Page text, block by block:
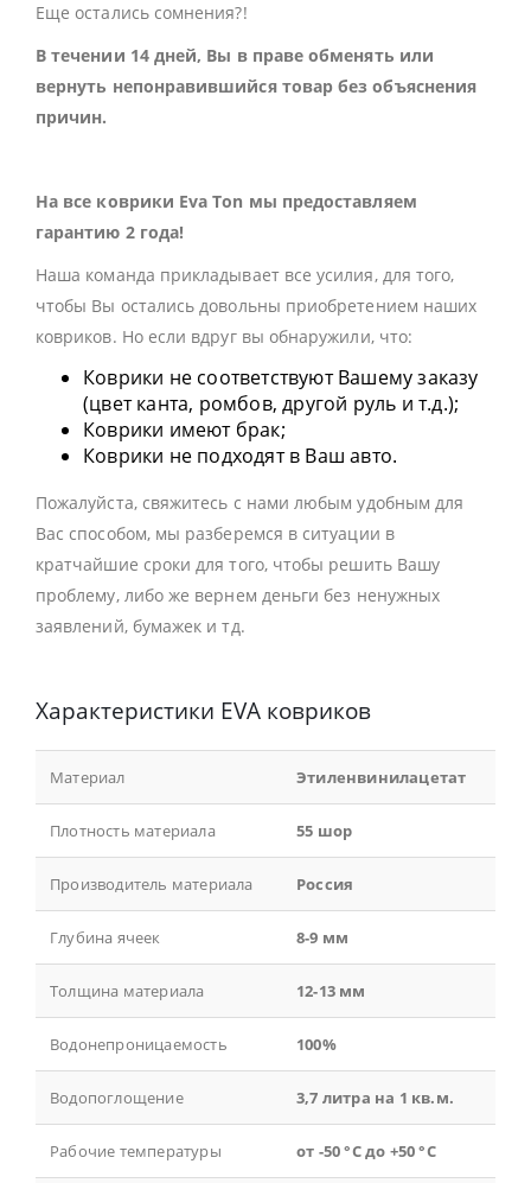
Еще остались сомнения?!
В течении 14 дней, Вы в праве обменять или
вернуть непонравившийся товар без объяснения
причин.
На все коврики Eva Ton мы предоставляем
гарантию 2 года!
Наша команда прикладывает все усилия, для того,
чтобы Вы остались довольны приобретением наших
ковриков. Но если вдруг вы обнаружили, что:
Коврики не соответствуют Вашему заказу
(цвет канта, ромбов, другой руль и т.д.);
Коврики имеют брак;
Коврики не подходят в Ваш авто.
Пожалуйста, свяжитесь с нами любым удобным для
Вас способом, мы разберемся в ситуации в
кратчайшие сроки для того, чтобы решить Вашу
проблему, либо же вернем деньги без ненужных
заявлений, бумажек и тд.
Характеристики EVA ковриков
Материал Этиленвинилацетат
Плотность материала 55 шор
Производитель материала Россия
Глубина ячеек 8-9 мм
Толщина материала 12-13 мм
Водонепроницаемость 100%
Водопоглощение 3,7 литра на 1 кв.м.
Рабочие температуры от -50 °С до +50 °С